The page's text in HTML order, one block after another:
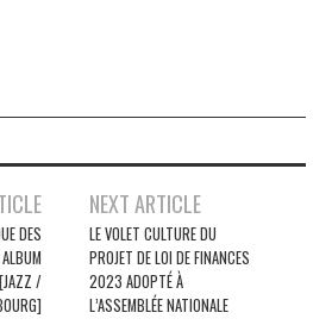
DES
/
NEXT ARTICLE
LE VOLET CULTURE DU
PROJET DE LOI DE FINANCES
2023 ADOPTÉ À
L’ASSEMBLÉE NATIONALE